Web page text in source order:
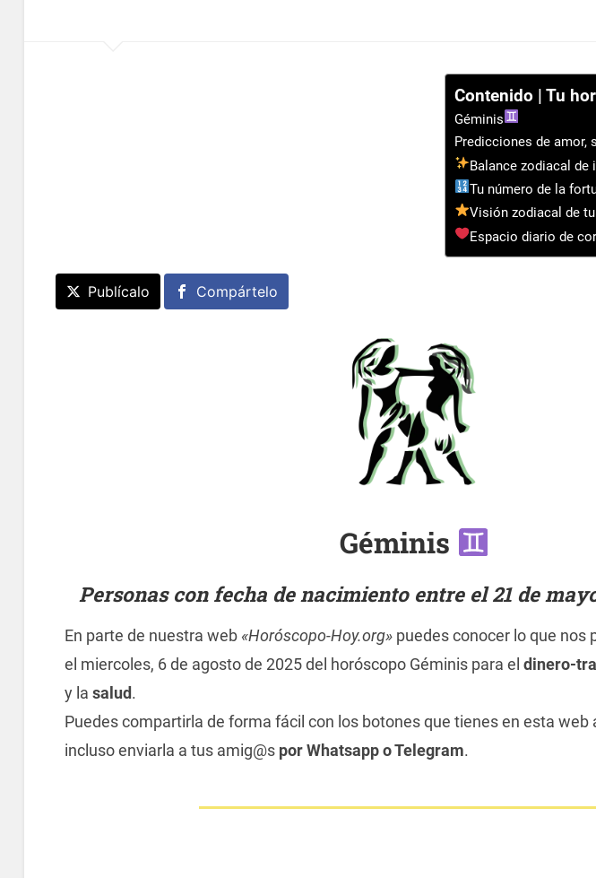
Contenido | Tu
Géminis
Predicciones de amor,
Balance zodiacal de
Tu número de la
Visión zodiacal de
Espacio diario de
Publícalo Compártelo
Géminis
Personas con fecha de nacimiento entre el 21 de
En parte de nuestra web «Horóscopo-Hoy.org»puedes conocer lo que nos
el miercoles, 6 de agosto de 2025 del horóscopo Géminis para el dinero-
y la salud.
Puedes compartirla de forma fácil con los botones que tienes en esta web
incluso enviarla a tus amig@s por Whatsapp o Telegram.